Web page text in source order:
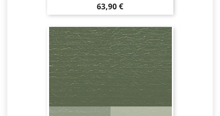
Pris
63,90 €